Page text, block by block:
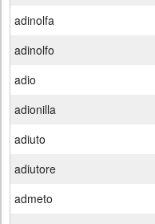
adinolfa
adinolfo
adio
adionilla
adiuto
adiutore
admeto